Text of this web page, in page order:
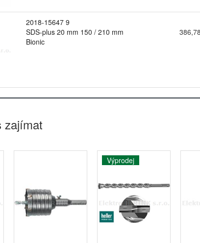
2018-15647 9
SDS-plus 20 mm 150 / 210 mm
Bionic
zajímat
Výprodej